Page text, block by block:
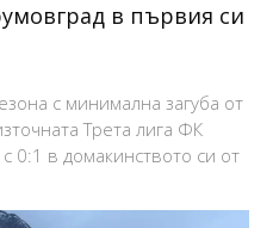
в първия си
с минимална загуба от
Трета лига ФК
0:1 в домакинството си от